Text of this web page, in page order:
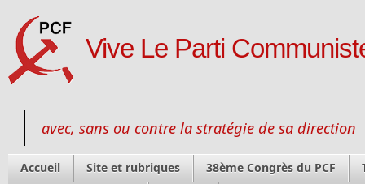
Vive Le Parti
avec, sans ou contre la stratégie de sa direction
Accueil Site et rubriques 38ème Congrès du PCF